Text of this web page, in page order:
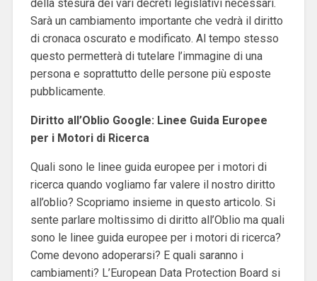
della stesura dei vari decreti legislativi necessari.
Sarà un cambiamento importante che vedrà il diritto
di cronaca oscurato e modificato. Al tempo stesso
questo permetterà di tutelare l’immagine di una
persona e soprattutto delle persone più esposte
pubblicamente.
Diritto all’Oblio Google: Linee Guida Europee
per i Motori di Ricerca
Quali sono le linee guida europee per i motori di
ricerca quando vogliamo far valere il nostro diritto
all’oblio? Scopriamo insieme in questo articolo. Si
sente parlare moltissimo di diritto all’Oblio ma quali
sono le linee guida europee per i motori di ricerca?
Come devono adoperarsi? E quali saranno i
cambiamenti? L’European Data Protection Board si